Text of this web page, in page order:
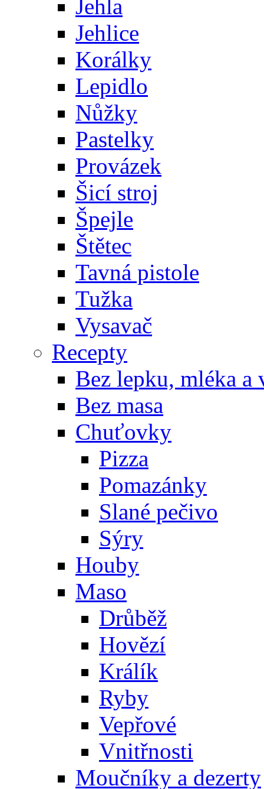
Jehla
Jehlice
Korálky
Lepidlo
Nůžky
Pastelky
Provázek
Šicí stroj
Špejle
Štětec
Tavná pistole
Tužka
Vysavač
Recepty
Bez lepku, mléka a
Bez masa
Chuťovky
Pizza
Pomazánky
Slané pečivo
Sýry
Houby
Maso
Drůběž
Hovězí
Králík
Ryby
Vepřové
Vnitřnosti
Moučníky a dezerty